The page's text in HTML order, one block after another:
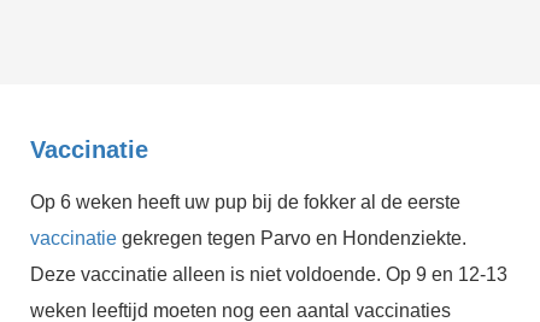
Vaccinatie
Op 6 weken heeft uw pup bij de fokker al de eerste
vaccinatie gekregen tegen Parvo en Hondenziekte.
Deze vaccinatie alleen is niet voldoende. Op 9 en 12-13
weken leeftijd moeten nog een aantal vaccinaties